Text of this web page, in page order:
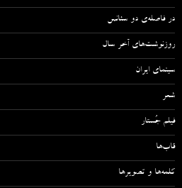
در فاصله‌ی دو سئانس
روزنوشت‌های آخر سال
سینمای ایران
شعر
فیلم جُستار
قاب‌ها
کلمه‌ها و تصویرها